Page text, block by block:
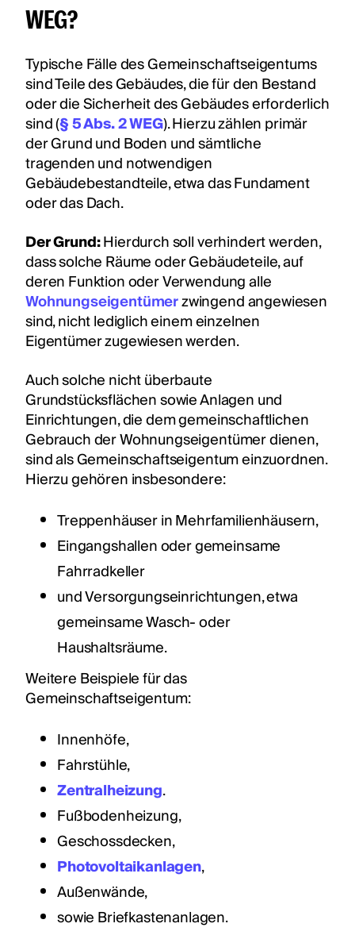
WEG?
Typische Fälle des Gemeinschaftseigentums
sind Teile des Gebäudes, die für den Bestand
oder die Sicherheit des Gebäudes erforderlich
sind (§ 5 Abs. 2 WEG). Hierzu zählen primär
der Grund und Boden und sämtliche
tragenden und notwendigen
Gebäudebestandteile, etwa das Fundament
oder das Dach.
Der Grund:Hierdurch soll verhindert werden,
dass solche Räume oder Gebäudeteile, auf
deren Funktion oder Verwendung alle
Wohnungseigentümerzwingend angewiesen
sind, nicht lediglich einem einzelnen
Eigentümer zugewiesen werden.
Auch solche nicht überbaute
Grundstücksflächen sowie Anlagen und
Einrichtungen, die dem gemeinschaftlichen
Gebrauch der Wohnungseigentümer dienen,
sind als Gemeinschaftseigentum einzuordnen.
Hierzu gehören insbesondere:
Treppenhäuser in Mehrfamilienhäusern,
Eingangshallen oder gemeinsame
Fahrradkeller
und Versorgungseinrichtungen, etwa
gemeinsame Wasch- oder
Haushaltsräume.
Weitere Beispiele für das
Gemeinschaftseigentum:
Innenhöfe,
Fahrstühle,
Zentralheizung.
Fußbodenheizung,
Geschossdecken,
Photovoltaikanlagen,
Außenwände,
sowie Briefkastenanlagen.